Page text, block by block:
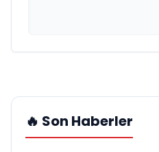
🔥 Son Haberler